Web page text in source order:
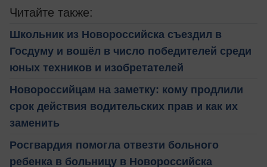
Читайте также:
Школьник из Новороссийска съездил в
Госдуму и вошёл в число победителей среди
юных техников и изобретателей
Новороссийцам на заметку: кому продлили
срок действия водительских прав и как их
заменить
Росгвардия помогла отвезти больного
ребенка в больницу в Новороссийска